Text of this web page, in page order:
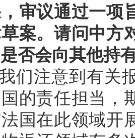
审议通过一项
案。请问中方
否会向其他持
们注意到有关
的责任担当，
国在此领域开